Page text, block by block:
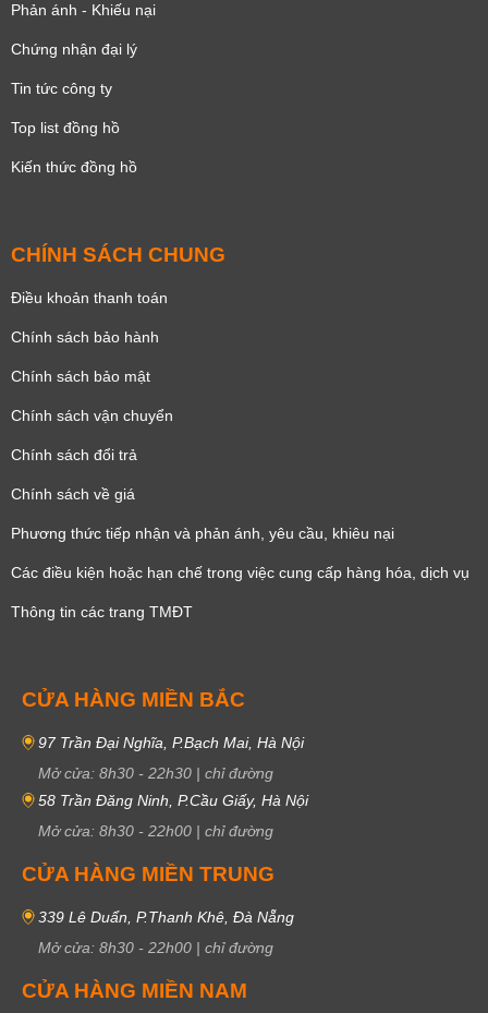
Phản ánh - Khiếu nại
Chứng nhận đại lý
Tin tức công ty
Top list đồng hồ
Kiến thức đồng hồ
CHÍNH SÁCH CHUNG
Điều khoản thanh toán
Chính sách bảo hành
Chính sách bảo mật
Chính sách vận chuyển
Chính sách đổi trả
Chính sách về giá
Phương thức tiếp nhận và phản ánh, yêu cầu, khiêu nại
Các điều kiện hoặc hạn chế trong việc cung cấp hàng hóa, dịch vụ
Thông tin các trang TMĐT
CỬA HÀNG MIỀN BẮC
97 Trần Đại Nghĩa, P.Bạch Mai, Hà Nội
Mở cửa: 8h30 - 22h30 | chỉ đường
58 Trần Đăng Ninh, P.Cầu Giấy, Hà Nội
Mở cửa: 8h30 - 22h00 | chỉ đường
CỬA HÀNG MIỀN TRUNG
339 Lê Duẩn, P.Thanh Khê, Đà Nẵng
Mở cửa: 8h30 - 22h00 | chỉ đường
CỬA HÀNG MIỀN NAM